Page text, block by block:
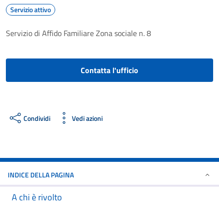
Servizio attivo
Servizio di Affido Familiare Zona sociale n. 8
Contatta l'ufficio
Condividi Vedi azioni
INDICE DELLA PAGINA
A chi è rivolto